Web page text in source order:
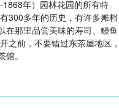
年）园林花园的所有特
300多年的历史，有许多摊档
在那里品尝美味的寿司、鳗鱼
之前，不要错过东茶屋地区，
。